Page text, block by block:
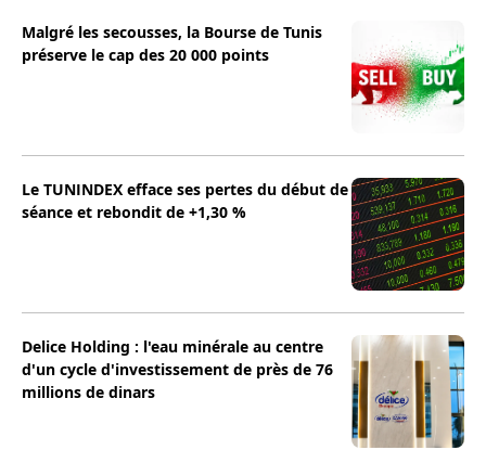
Malgré les secousses, la Bourse de Tunis
préserve le cap des 20 000 points
Le TUNINDEX efface ses pertes du début de
séance et rebondit de +1,30 %
Delice Holding : l'eau minérale au centre
d'un cycle d'investissement de près de 76
millions de dinars